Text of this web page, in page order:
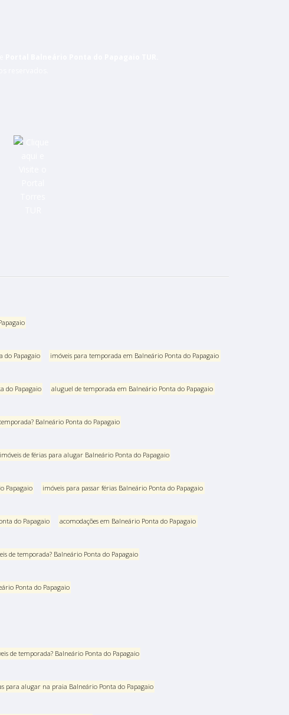
do Papagaio imóveis para temporada em Balneário Ponta do Papagaio
do Papagaio aluguel de temporada em Balneário Ponta do Papagaio
Balneário Ponta do Papagaio
imóveis de férias para alugar Balneário Ponta do Papagaio
Papagaio imóveis para passar férias Balneário Ponta do Papagaio
do Papagaio acomodações em Balneário Ponta do Papagaio
de temporada? Balneário Ponta do Papagaio
Ponta do Papagaio
de temporada? Balneário Ponta do Papagaio
para alugar na praia Balneário Ponta do Papagaio